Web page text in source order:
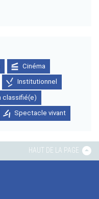
Cinéma
Institutionnel
classifié(e)
Spectacle vivant
HAUT DE LA PAGE